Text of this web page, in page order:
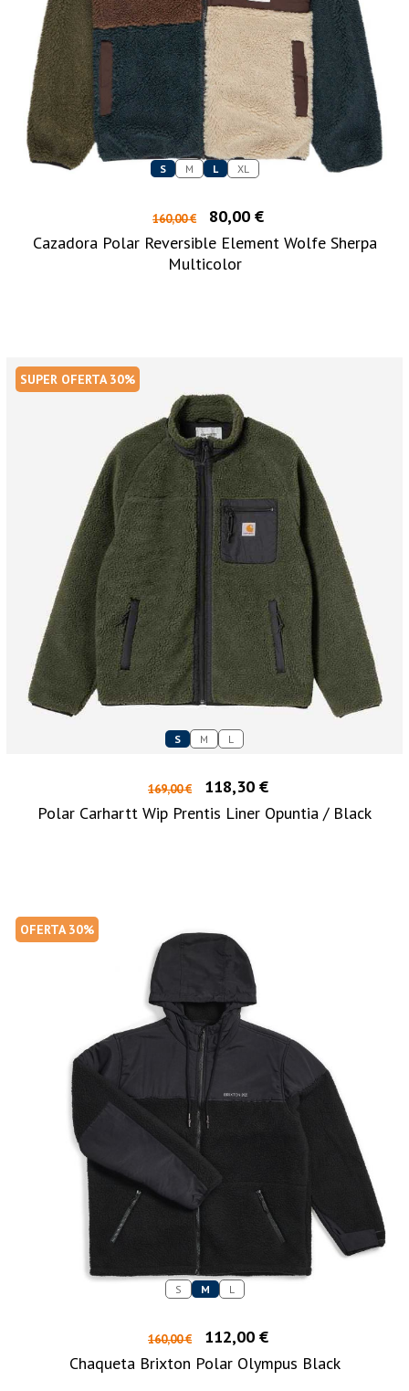
S M L XL
160,00 €
80,00 €
Cazadora Polar Reversible Element Wolfe Sherpa
Multicolor
SUPER OFERTA 30%
S M L
169,00 €
118,30 €
Polar Carhartt Wip Prentis Liner Opuntia / Black
OFERTA 30%
S M L
160,00 €
112,00 €
Chaqueta Brixton Polar Olympus Black